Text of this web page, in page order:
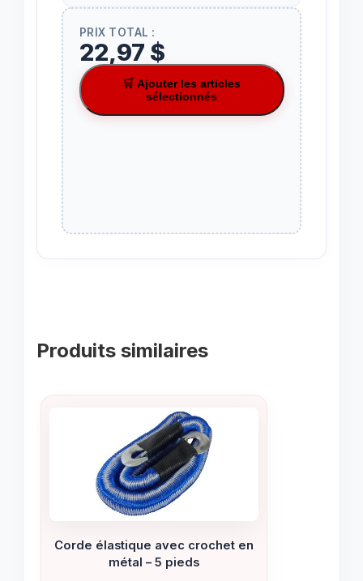
PRIX TOTAL :
22,97 $
🛒 Ajouter les articles
sélectionnés
Produits similaires
Corde élastique avec crochet en
métal – 5 pieds